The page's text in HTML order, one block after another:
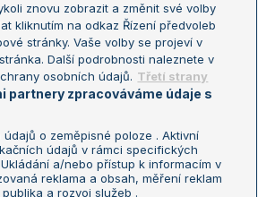
Nastavení soukromí
Reklama
znovu zobrazit a změnit své volby
kliknutím na odkaz Řízení předvoleb
stránky. Vaše volby se projeví v
Další podrobnosti naleznete v
osobních údajů. Třetí strany
partnery zpracováváme údaje s
o zeměpisné poloze . Aktivní
údajů v rámci specifických
a/nebo přístup k informacím v
reklama a obsah, měření reklam
a rozvoj služeb .